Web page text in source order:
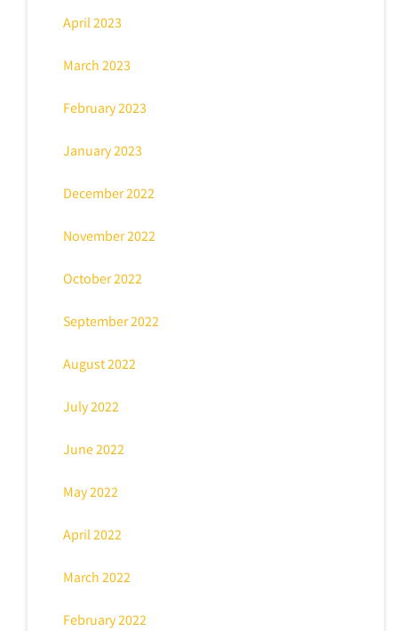
April 2023
March 2023
February 2023
January 2023
December 2022
November 2022
October 2022
September 2022
August 2022
July 2022
June 2022
May 2022
April 2022
March 2022
February 2022